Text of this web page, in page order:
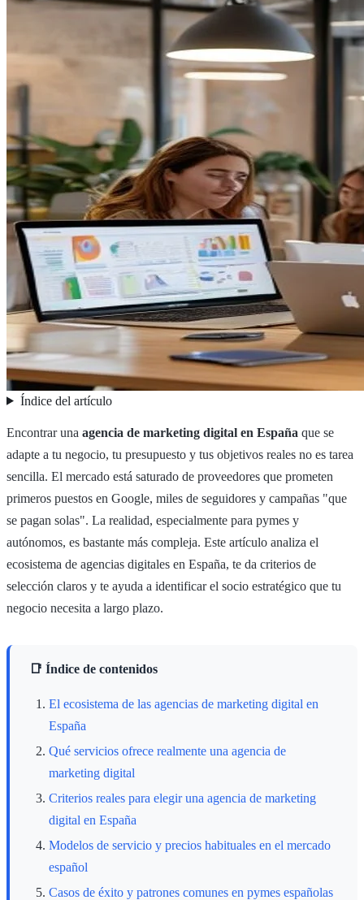
Índice del artículo
Encontrar una agencia de marketing digital en España que se
adapte a tu negocio, tu presupuesto y tus objetivos reales no es tarea
sencilla. El mercado está saturado de proveedores que prometen
primeros puestos en Google, miles de seguidores y campañas "que
se pagan solas". La realidad, especialmente para pymes y
autónomos, es bastante más compleja. Este artículo analiza el
ecosistema de agencias digitales en España, te da criterios de
selección claros y te ayuda a identificar el socio estratégico que tu
negocio necesita a largo plazo.
📑 Índice de contenidos
El ecosistema de las agencias de marketing digital en
España
Qué servicios ofrece realmente una agencia de
marketing digital
Criterios reales para elegir una agencia de marketing
digital en España
Modelos de servicio y precios habituales en el mercado
español
Casos de éxito y patrones comunes en pymes españolas